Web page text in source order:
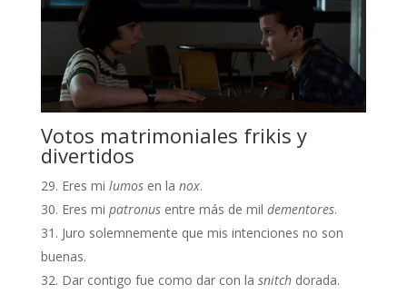
Votos matrimoniales frikis y
divertidos
Eres mi lumos en la nox.
Eres mi patronus entre más de mil dementores.
Juro solemnemente que mis intenciones no son
buenas.
Dar contigo fue como dar con la snitch dorada.